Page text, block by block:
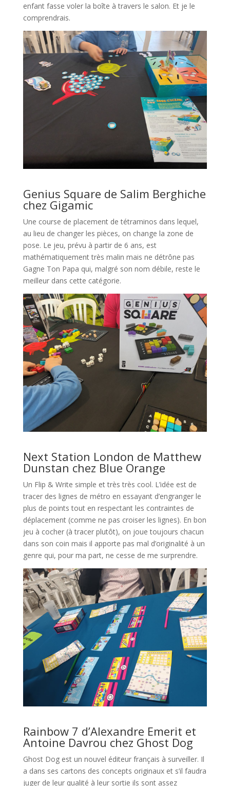
enfant fasse voler la boîte à travers le salon. Et je le
comprendrais.
Genius Square de Salim Berghiche
chez Gigamic
Une course de placement de tétraminos dans lequel,
au lieu de changer les pièces, on change la zone de
pose. Le jeu, prévu à partir de 6 ans, est
mathématiquement très malin mais ne détrône pas
Gagne Ton Papa qui, malgré son nom débile, reste le
meilleur dans cette catégorie.
Next Station London de Matthew
Dunstan chez Blue Orange
Un Flip & Write simple et très très cool. L’idée est de
tracer des lignes de métro en essayant d’engranger le
plus de points tout en respectant les contraintes de
déplacement (comme ne pas croiser les lignes). En bon
jeu à cocher (à tracer plutôt), on joue toujours chacun
dans son coin mais il apporte pas mal d’originalité à un
genre qui, pour ma part, ne cesse de me surprendre.
Rainbow 7 d’Alexandre Emerit et
Antoine Davrou chez Ghost Dog
Ghost Dog est un nouvel éditeur français à surveiller. Il
a dans ses cartons des concepts originaux et s’il faudra
juger de leur qualité à leur sortie ils sont assez